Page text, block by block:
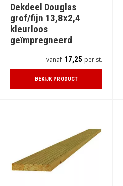
Dekdeel Douglas
grof/fijn 13,8x2,4
kleurloos
geïmpregneerd
vanaf 17,25 per st.
BEKIJK PRODUCT